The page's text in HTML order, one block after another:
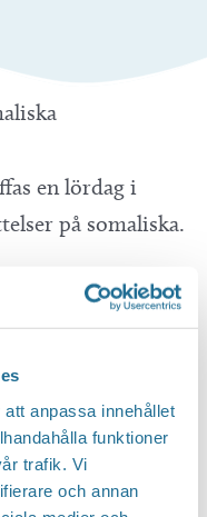
anpassa innehållet
funktioner
trafik. Vi
och annan
en lördag i
på somaliska.